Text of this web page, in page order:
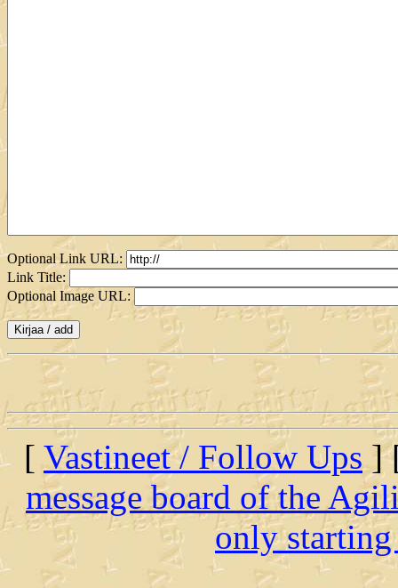
Optional Link URL:
Link Title:
Optional Image URL:
[ Vastineet / Follow Ups ]
message board of the
only